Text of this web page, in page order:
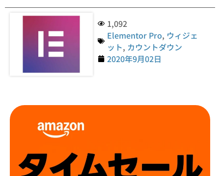
1,092
Elementor Pro, ウィジェ
ット, カウントダウン
2020年9月02日